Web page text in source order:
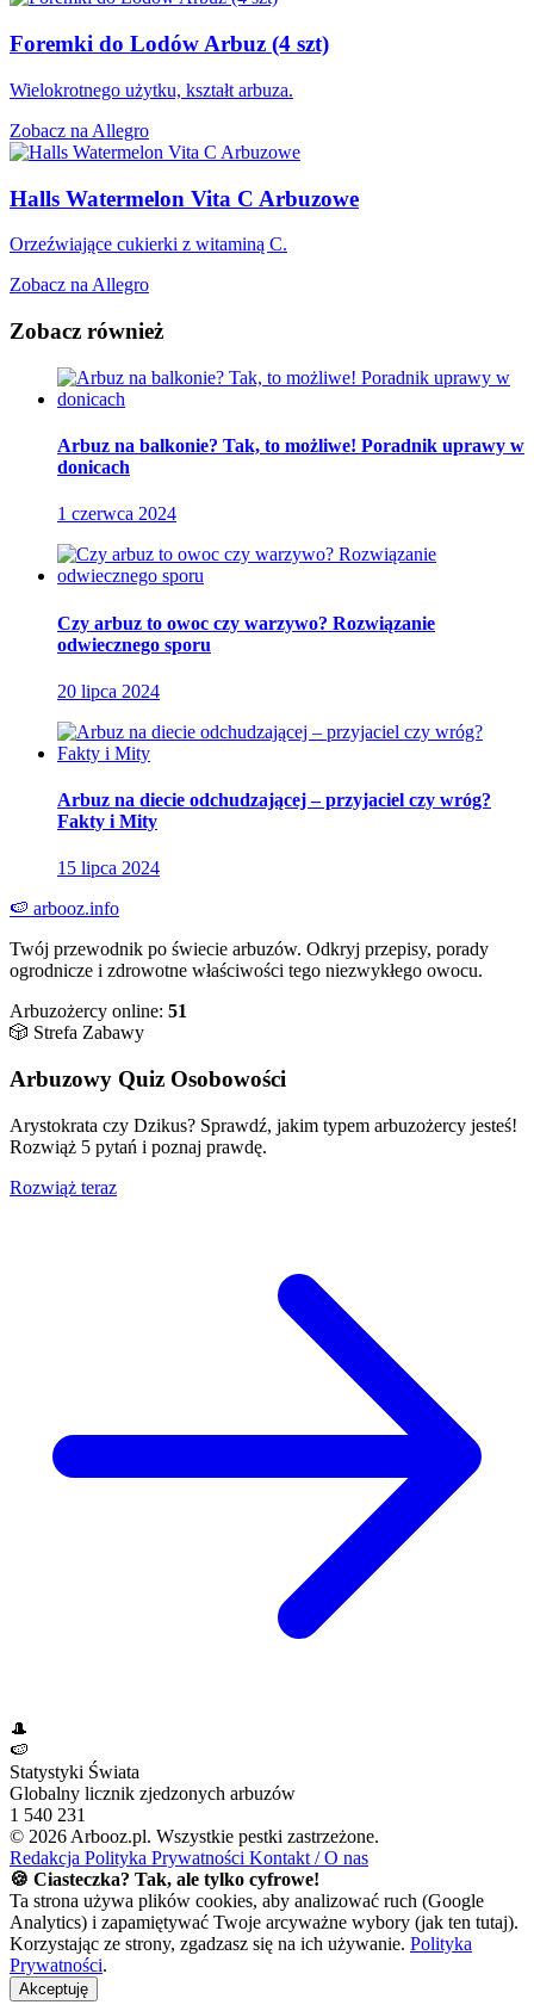
Foremki do Lodów Arbuz (4 szt)
Wielokrotnego użytku, kształt arbuza.
Zobacz na Allegro
Halls Watermelon Vita C Arbuzowe
Orzeźwiające cukierki z witaminą C.
Zobacz na Allegro
Zobacz również
Arbuz na balkonie? Tak, to możliwe! Poradnik uprawy w
donicach
1 czerwca 2024
Czy arbuz to owoc czy warzywo? Rozwiązanie
odwiecznego sporu
20 lipca 2024
Arbuz na diecie odchudzającej – przyjaciel czy wróg?
Fakty i Mity
15 lipca 2024
🍉 arbooz.info
Twój przewodnik po świecie arbuzów. Odkryj przepisy, porady
ogrodnicze i zdrowotne właściwości tego niezwykłego owocu.
Arbuzożercy online: 51
🎲 Strefa Zabawy
Arbuzowy Quiz Osobowości
Arystokrata czy Dzikus? Sprawdź, jakim typem arbuzożercy jesteś!
Rozwiąż 5 pytań i poznaj prawdę.
Rozwiąż teraz
🎩
🍉
Statystyki Świata
Globalny licznik zjedzonych arbuzów
1 540 232
© 2026 Arbooz.pl. Wszystkie pestki zastrzeżone.
Redakcja Polityka Prywatności Kontakt / O nas
🍪 Ciasteczka? Tak, ale tylko cyfrowe!
Ta strona używa plików cookies, aby analizować ruch (Google
Analytics) i zapamiętywać Twoje arcyważne wybory (jak ten tutaj).
Korzystając ze strony, zgadzasz się na ich używanie. Polityka
Prywatności.
Akceptuję